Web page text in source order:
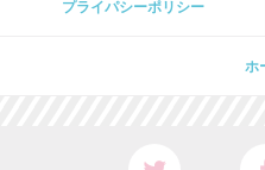
プライパシーポリシー
ホ